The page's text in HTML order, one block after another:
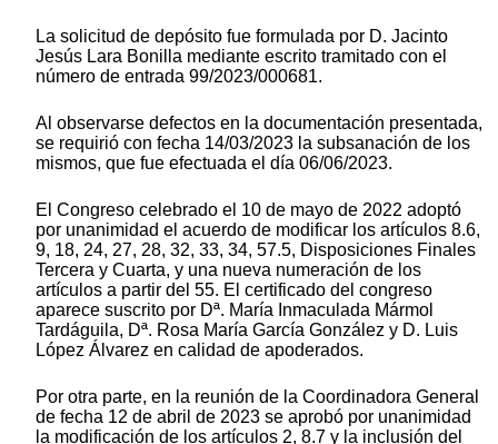
La solicitud de depósito fue formulada por D. Jacinto
Jesús Lara Bonilla mediante escrito tramitado con el
número de entrada 99/2023/000681.
Al observarse defectos en la documentación presentada,
se requirió con fecha 14/03/2023 la subsanación de los
mismos, que fue efectuada el día 06/06/2023.
El Congreso celebrado el 10 de mayo de 2022 adoptó
por unanimidad el acuerdo de modificar los artículos 8.6,
9, 18, 24, 27, 28, 32, 33, 34, 57.5, Disposiciones Finales
Tercera y Cuarta, y una nueva numeración de los
artículos a partir del 55. El certificado del congreso
aparece suscrito por Dª. María Inmaculada Mármol
Tardáguila, Dª. Rosa María García González y D. Luis
López Álvarez en calidad de apoderados.
Por otra parte, en la reunión de la Coordinadora General
de fecha 12 de abril de 2023 se aprobó por unanimidad
la modificación de los artículos 2, 8.7 y la inclusión del